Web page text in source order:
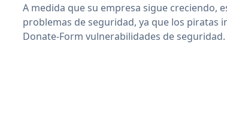
A medida que su empresa sigue creciendo,
problemas de seguridad, ya que los
Donate-Form vulnerabilidades de seguridad.